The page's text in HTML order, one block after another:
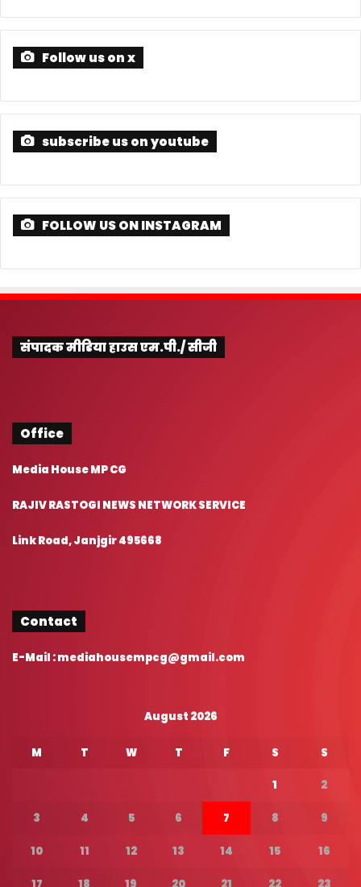
Follow us on x
subscribe us on youtube
FOLLOW US ON INSTAGRAM
संपादक मीडिया हाउस एम.पी./ सीजी
Office
Media House MP CG
RAJIV RASTOGI NEWS NETWORK SERVICE
Link Road, Janjgir 495668
Contact
E-Mail : mediahousempcg@gmail.com
August 2026
M T W T F S S
1 2
3 4 5 6 7 8 9
10 11 12 13 14 15 16